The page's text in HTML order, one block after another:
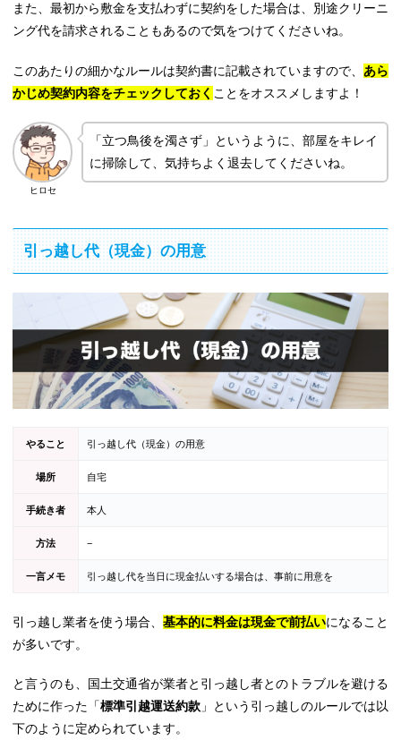
また、最初から敷金を支払わずに契約をした場合は、別途クリーニ
ング代を請求されることもあるので気をつけてくださいね。
このあたりの細かなルールは契約書に記載されていますので、 あら
かじめ契約内容をチェックしておく ことをオススメしますよ！
ヒロセ
「立つ鳥後を濁さず」というように、部屋をキレイ
に掃除して、気持ちよく退去してくださいね。
引っ越し代（現金）の用意
やること 引っ越し代（現金）の用意
場所 自宅
手続き者 本人
方法 −
一言メモ 引っ越し代を当日に現金払いする場合は、事前に用意を
引っ越し業者を使う場合、 基本的に料金は現金で前払いになること
が多いです。
と言うのも、国土交通省が業者と引っ越し者とのトラブルを避ける
ために作った「標準引越運送約款 」という引っ越しのルールでは以
下のように定められています。